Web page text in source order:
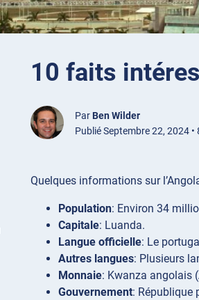
10 faits
Par Ben Wilder
Publié Septembre 22, 2024 •
Quelques informations sur
Population: Environ 34
Capitale: Luanda.
Langue officielle: Le
Autres langues: Plusieurs
Monnaie: Kwanza angolais
Gouvernement: République